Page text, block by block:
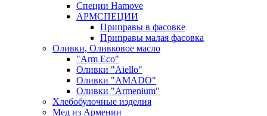
Специи Hamove
АРМСПЕЦИИ
Приправы в фасовке
Приправы малая фасовка
Оливки, Оливковое масло
"Arm Eco"
Оливки "Aiello"
Оливки "AMADO"
Оливки "Armenium"
Хлебобулочные изделия
Мед из Армении